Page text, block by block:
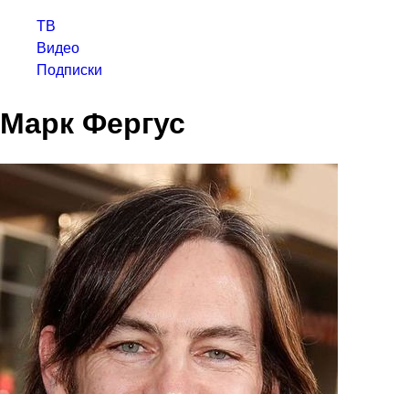
ТВ
Видео
Подписки
Марк Фергус